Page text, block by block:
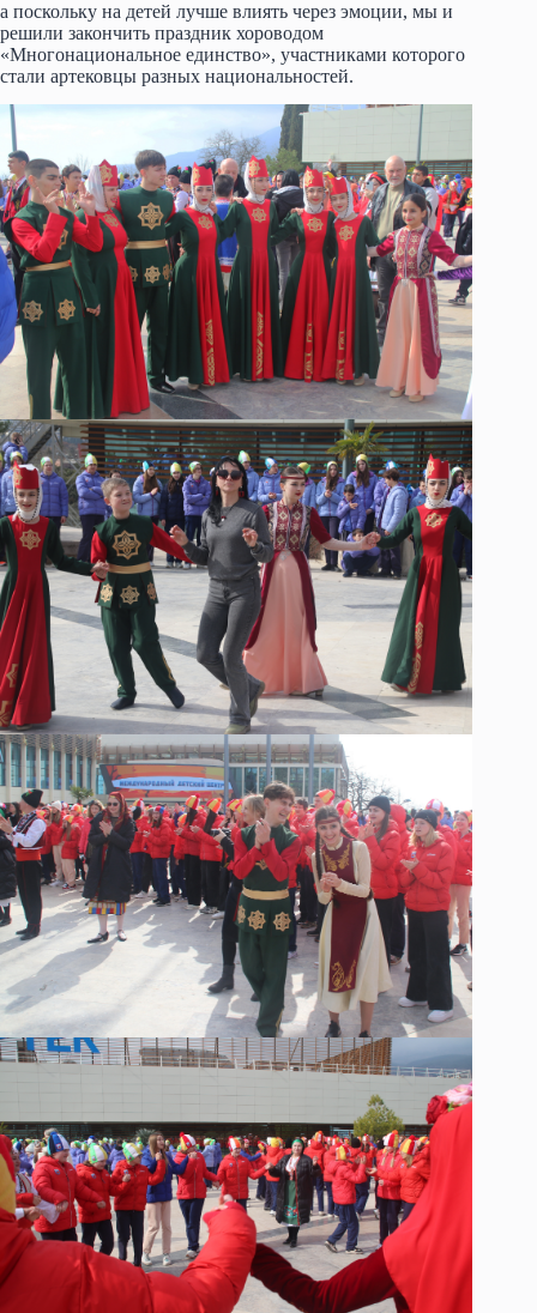
а поскольку на детей лучше влиять через эмоции, мы и
решили закончить праздник хороводом
«Многонациональное единство», участниками которого
стали артековцы разных национальностей.